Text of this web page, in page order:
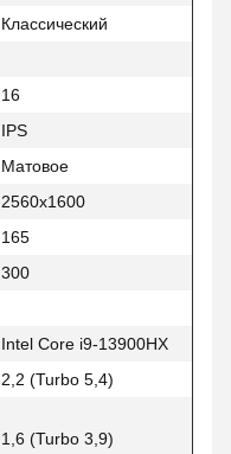
Классический
16
IPS
Матовое
2560x1600
165
300
Intel Core i9-13900HX
2,2 (Turbo 5,4)
1,6 (Turbo 3,9)